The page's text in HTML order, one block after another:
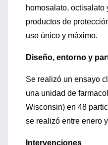
homosalato, octisalato
productos de
uso único y máximo.
Diseño, entorno y
Se realizó un ensayo
una unidad de
Wisconsin) en 48
se realizó entre enero
Intervenciones